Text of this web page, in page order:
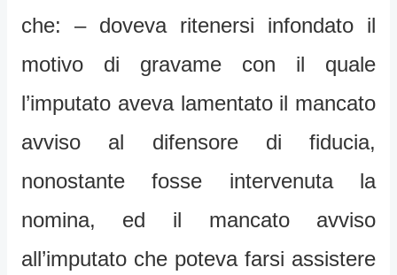
che: – doveva ritenersi infondato il
motivo di gravame con il quale
l’imputato aveva lamentato il mancato
avviso al difensore di fiducia,
nonostante fosse intervenuta la
nomina, ed il mancato avviso
all’imputato che poteva farsi assistere